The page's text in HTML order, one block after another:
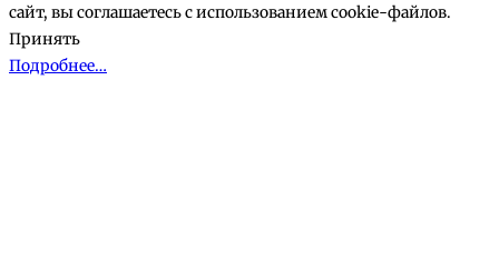
сайт, вы соглашаетесь с использованием cookie-файлов.
Принять
Подробнее…